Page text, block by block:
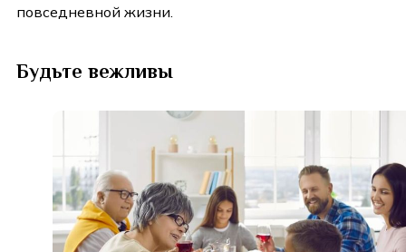
повседневной жизни.
Будьте вежливы